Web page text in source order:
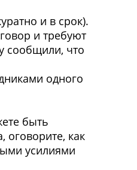
и в срок).
и требуют
сообщили, что
одного
быть
оговорите, как
усилиями